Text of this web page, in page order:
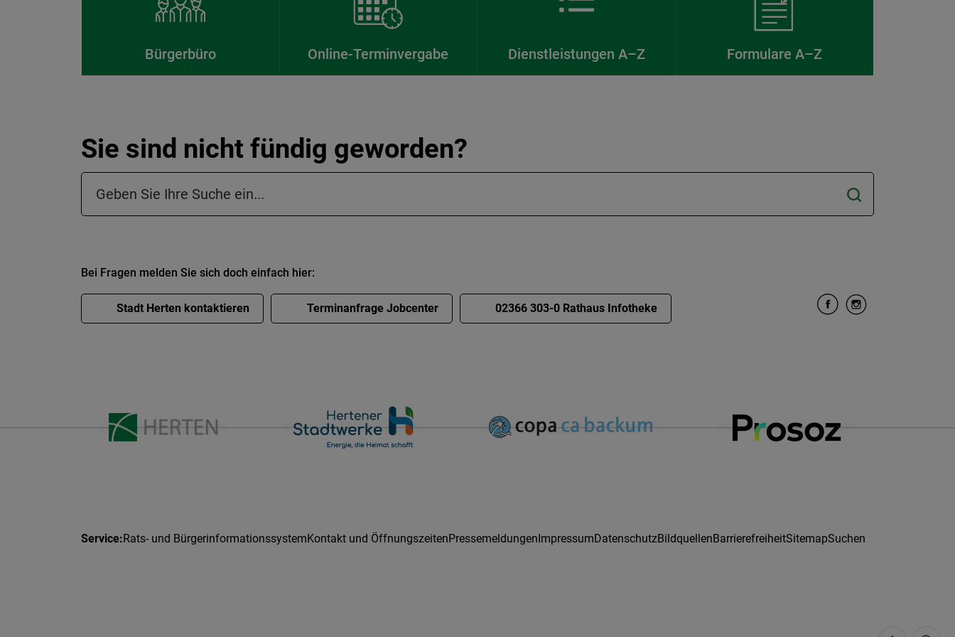
Bürgerbüro Online-Terminvergabe Dienstleistungen A–Z Formulare A–Z
Sie sind nicht fündig geworden?
Suchfeld in der Fußzeile
Bei Fragen melden Sie sich doch einfach hier:
Stadt Herten kontaktieren Terminanfrage Jobcenter 02366 303-0 Rathaus Infotheke
Rats- und BürgerinformationssystemKontakt und ÖffnungszeitenPressemeldungenImpressumDatenschutzBildquellenBarrierefreiheitSitemapSuchen